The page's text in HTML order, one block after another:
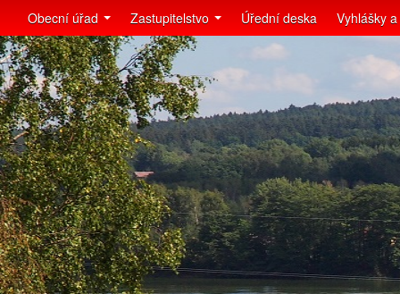
Obecní úřad Zastupitelstvo Úřední deska Vyhlášky